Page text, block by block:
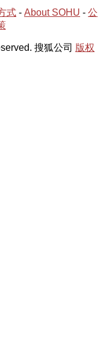
式 - About SOHU - 公
搜狐公司 版权